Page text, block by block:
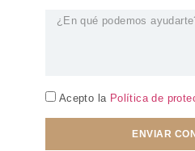
Acepto la Política de
ENVIAR